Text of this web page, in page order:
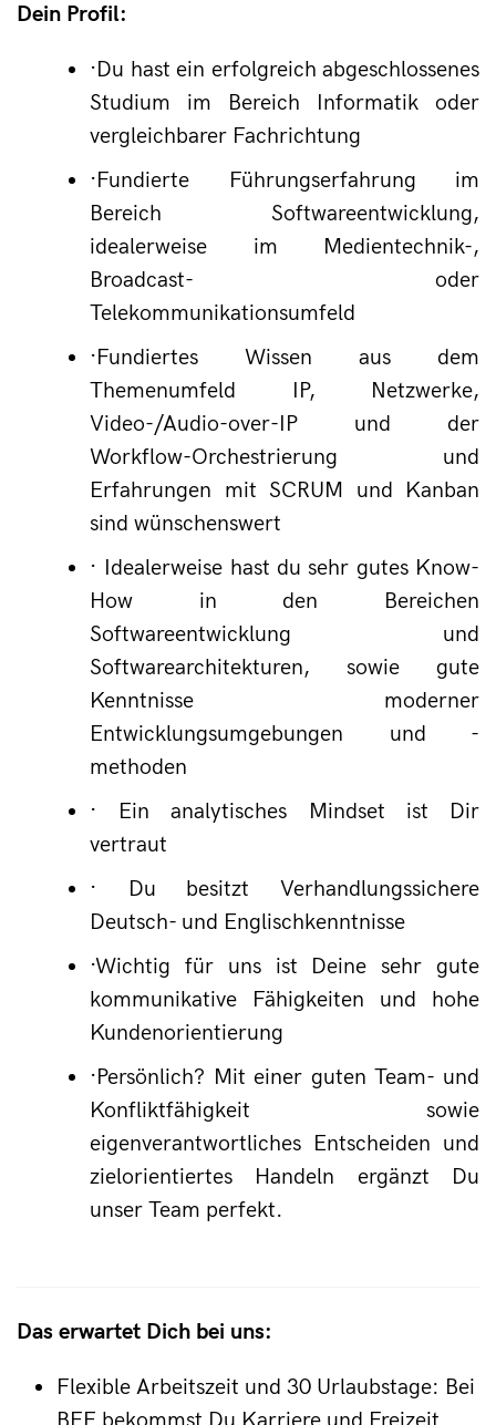
Dein Profil:
·Du hast ein erfolgreich abgeschlossenes
Studium im Bereich Informatik oder
vergleichbarer Fachrichtung
·Fundierte Führungserfahrung im
Bereich Softwareentwicklung,
idealerweise im Medientechnik-,
Broadcast- oder
Telekommunikationsumfeld
·Fundiertes Wissen aus dem
Themenumfeld IP, Netzwerke,
Video-/Audio-over-IP und der
Workflow-Orchestrierung und
Erfahrungen mit SCRUM und Kanban
sind wünschenswert
· Idealerweise hast du sehr gutes Know-
How in den Bereichen
Softwareentwicklung und
Softwarearchitekturen, sowie gute
Kenntnisse moderner
Entwicklungsumgebungen und -
methoden
· Ein analytisches Mindset ist Dir
vertraut
· Du besitzt Verhandlungssichere
Deutsch- und Englischkenntnisse
·Wichtig für uns ist Deine sehr gute
kommunikative Fähigkeiten und hohe
Kundenorientierung
·Persönlich? Mit einer guten Team- und
Konfliktfähigkeit sowie
eigenverantwortliches Entscheiden und
zielorientiertes Handeln ergänzt Du
unser Team perfekt.
Das erwartet Dich bei uns:
Flexible Arbeitszeit und 30 Urlaubstage: Bei